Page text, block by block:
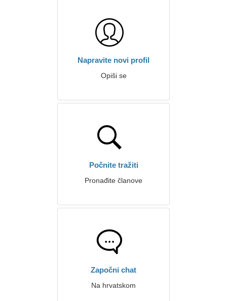
Napravite novi profil
Opiši se
Počnite tražiti
Pronađite članove
Započni chat
Na hrvatskom